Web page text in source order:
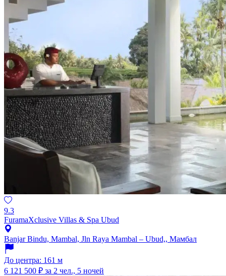
9.3
FuramaXclusive Villas & Spa Ubud
Banjar Bindu, Mambal, Jln Raya Mambal – Ubud,, Мамбал
До центра: 161 м
6 121 500 ₽ за 2 чел., 5 ночей